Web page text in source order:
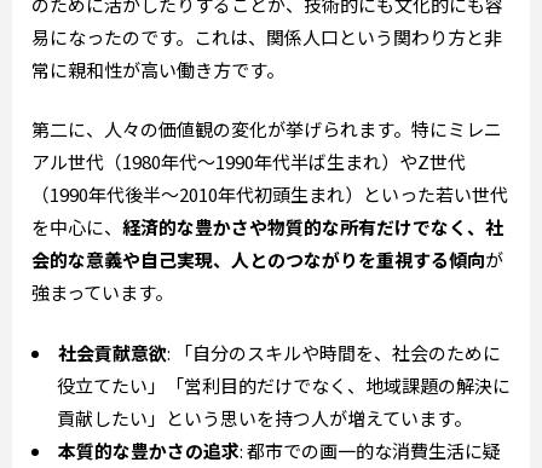
易になったのです。これは、関係人口という関わり方と非
常に親和性が高い働き方です。
第二に、人々の価値観の変化が挙げられます。特にミレニ
アル世代（1980年代～1990年代半ば生まれ）やZ世代
（1990年代後半～2010年代初頭生まれ）といった若い世代
を中心に、 経済的な豊かさや物質的な所有だけでなく、社
会的な意義や自己実現、人とのつながりを重視する傾向が
強まっています。
社会貢献意欲: 「自分のスキルや時間を、社会のために
役立てたい」「営利目的だけでなく、地域課題の解決に
貢献したい」という思いを持つ人が増えています。
本質的な豊かさの追求: 都市での画一的な消費生活に疑